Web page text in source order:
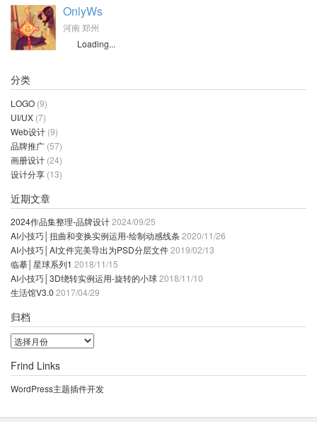
OnlyWs
河南 郑州
Loading...
分类
LOGO (9)
UI/UX (7)
Web设计 (9)
品牌推广 (57)
画册设计 (24)
设计分享 (13)
近期文章
2024作品集整理-品牌设计2024/09/25
AI小技巧│扭曲和变换实例运用-绘制动感线条 2020/11/26
AI小技巧│AI文件完美导出为PSD分层文件2019/02/13
临摹│星球系列1 2018/11/15
AI小技巧│3D绕转实例运用-旋转的小球2018/11/10
生活馆V3.0 2017/04/29
归档
归
档
Frind Links
WordPress主题插件开发